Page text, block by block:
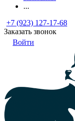
...
+7 (923) 127-17-68
Заказать звонок
Войти